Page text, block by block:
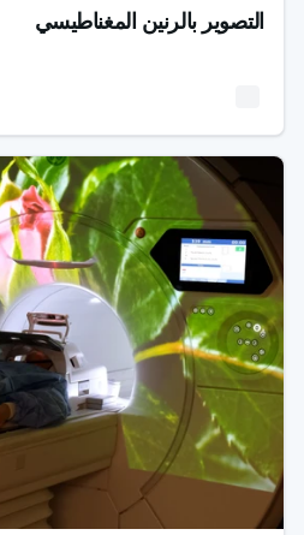
التصوير بالرنين المغناطيسي